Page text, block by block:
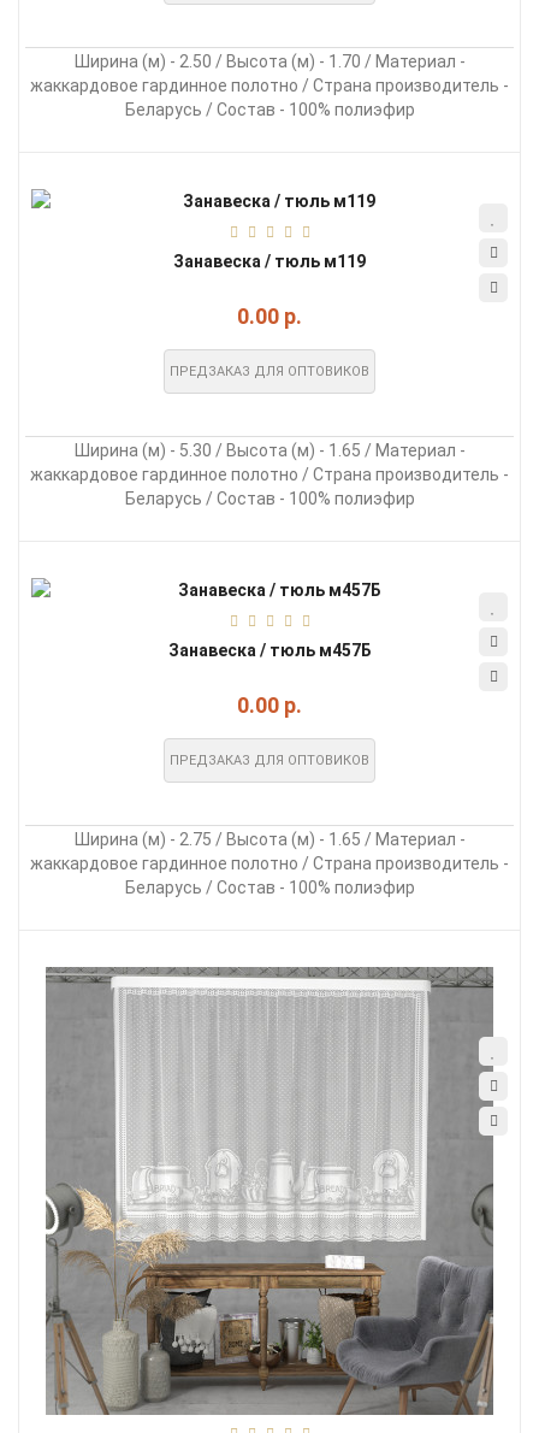
Ширина (м) - 2.50 / Высота (м) - 1.70 / Материал -
жаккардовое гардинное полотно / Страна производитель -
Беларусь / Состав - 100% полиэфир
Занавеска / тюль м119
0.00 р.
ПРЕДЗАКАЗ ДЛЯ ОПТОВИКОВ
Ширина (м) - 5.30 / Высота (м) - 1.65 / Материал -
жаккардовое гардинное полотно / Страна производитель -
Беларусь / Состав - 100% полиэфир
Занавеска / тюль м457Б
0.00 р.
ПРЕДЗАКАЗ ДЛЯ ОПТОВИКОВ
Ширина (м) - 2.75 / Высота (м) - 1.65 / Материал -
жаккардовое гардинное полотно / Страна производитель -
Беларусь / Состав - 100% полиэфир